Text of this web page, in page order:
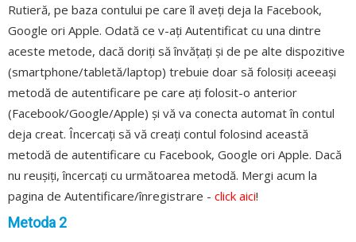
Rutieră, pe baza contului pe care îl aveți deja la Facebook,
Google ori Apple. Odată ce v-ați Autentificat cu una dintre
aceste metode, dacă doriți să învățați și de pe alte dispozitive
(smartphone/tabletă/laptop) trebuie doar să folosiți aceeași
metodă de autentificare pe care ați folosit-o anterior
(Facebook/Google/Apple) și vă va conecta automat în contul
deja creat. Încercați să vă creați contul folosind această
metodă de autentificare cu Facebook, Google ori Apple. Dacă
nu reușiți, încercați cu următoarea metodă. Mergi acum la
pagina de Autentificare/înregistrare - click aici!
Metoda 2